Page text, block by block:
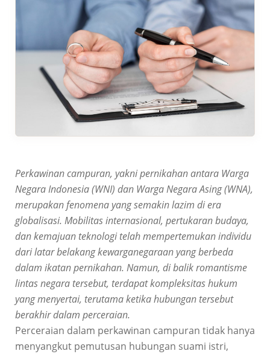
Perkawinan campuran, yakni pernikahan antara Warga
Negara Indonesia (WNI) dan Warga Negara Asing (WNA),
merupakan fenomena yang semakin lazim di era
globalisasi. Mobilitas internasional, pertukaran budaya,
dan kemajuan teknologi telah mempertemukan individu
dari latar belakang kewarganegaraan yang berbeda
dalam ikatan pernikahan. Namun, di balik romantisme
lintas negara tersebut, terdapat kompleksitas hukum
yang menyertai, terutama ketika hubungan tersebut
berakhir dalam perceraian.
Perceraian dalam perkawinan campuran tidak hanya
menyangkut pemutusan hubungan suami istri,